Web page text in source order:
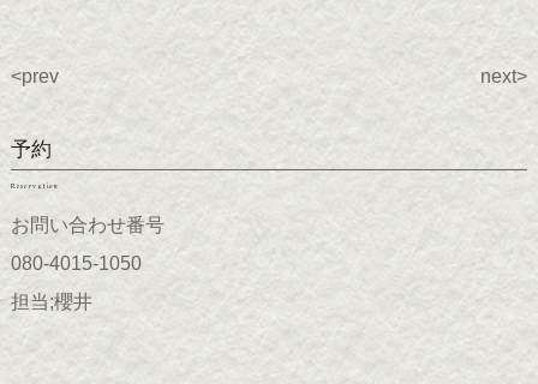
<prev next>
予約
Reservation
お問い合わせ番号
080-4015-1050
担当;櫻井